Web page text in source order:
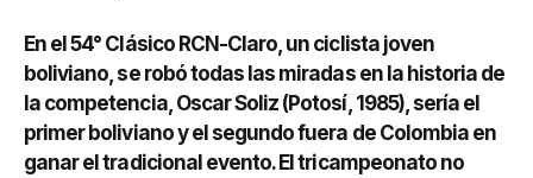
En el 54° Clásico RCN-Claro, un ciclista joven
boliviano, se robó todas las miradas en la historia de
la competencia, Oscar Soliz (Potosí, 1985), sería el
primer boliviano y el segundo fuera de Colombia en
ganar el tradicional evento. El tricampeonato no